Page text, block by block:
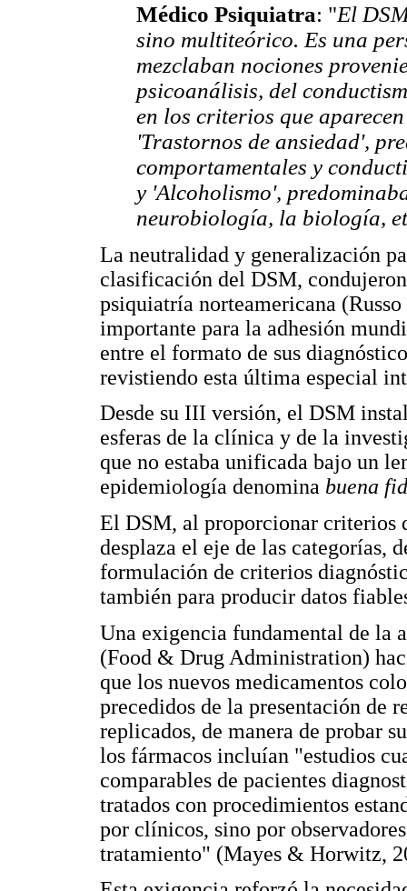
Médico Psiquiatra: "El
sino multiteórico. Es una
mezclaban nociones
psicoanálisis, del
en los criterios que
'Trastornos de ansiedad',
comportamentales y
y 'Alcoholismo',
neurobiología, la biología,
La neutralidad y generalización
clasificación del DSM,
psiquiatría norteamericana
importante para la adhesión
entre el formato de sus
revistiendo esta última especial
Desde su III versión, el DSM
esferas de la clínica y de la
que no estaba unificada bajo un
epidemiología denomina buena
El DSM, al proporcionar criterios
desplaza el eje de las categorías,
formulación de criterios
también para producir datos
Una exigencia fundamental de la
(Food & Drug Administration)
que los nuevos medicamentos
precedidos de la presentación de
replicados, de manera de probar
los fármacos incluían "estudios
comparables de pacientes
tratados con procedimientos
por clínicos, sino por
tratamiento" (Mayes & Horwitz,